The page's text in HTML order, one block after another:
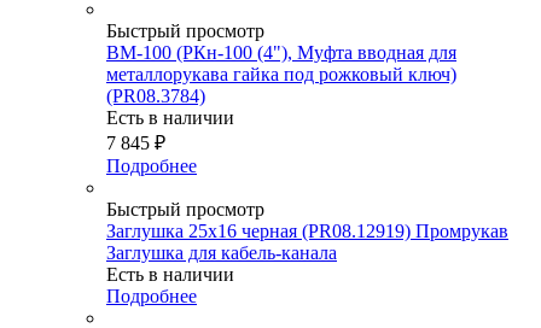
Быстрый просмотр
ВМ-100 (РКн-100 (4"), Муфта вводная для
металлорукава гайка под рожковый ключ)
(PR08.3784)
Есть в наличии
7 845 ₽
Подробнее
Быстрый просмотр
Заглушка 25х16 черная (PR08.12919) Промрукав
Заглушка для кабель-канала
Есть в наличии
Подробнее